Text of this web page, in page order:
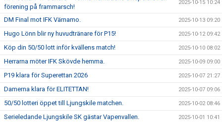
förening på frammarsch!
2025-10-15 10:24
DM Final mot IFK Värnamo. 2025-10-13 09:20
Hugo Lönn blir ny huvudtränare för P15! 2025-10-12 09:42
Köp din 50/50 lott inför kvällens match! 2025-10-10 08:02
Herrarna möter IFK Skövde hemma. 2025-10-09 09:00
P19 klara för Superettan 2026 2025-10-07 21:27
Damerna klara för ELITETTAN! 2025-10-07 09:06
50/50 lotteri öppet till Ljungskile matchen. 2025-10-02 08:46
Serieledande Ljungskile SK gästar Vapenvallen. 2025-10-01 10:41